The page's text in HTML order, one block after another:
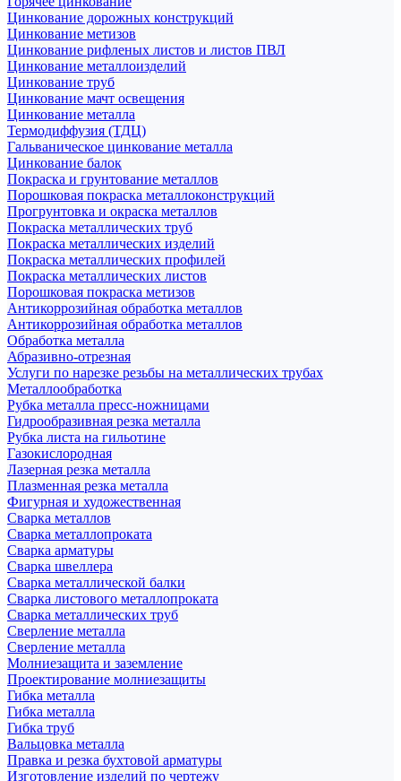
Цинкование дорожных конструкций
Цинкование метизов
Цинкование рифленых листов и листов ПВЛ
Цинкование металлоизделий
Цинкование труб
Цинкование мачт освещения
Цинкование металла
Термодиффузия (ТДЦ)
Гальваническое цинкование металла
Цинкование балок
Покраска и грунтование металлов
Порошковая покраска металлоконструкций
Прогрунтовка и окраска металлов
Покраска металлических труб
Покраска металлических изделий
Покраска металлических профилей
Покраска металлических листов
Порошковая покраска метизов
Антикоррозийная обработка металлов
Антикоррозийная обработка металлов
Обработка металла
Абразивно-отрезная
Услуги по нарезке резьбы на металлических трубах
Металлообработка
Рубка металла пресс-ножницами
Гидрообразивная резка металла
Рубка листа на гильотине
Газокислородная
Лазерная резка металла
Плазменная резка металла
Фигурная и художественная
Сварка металлов
Сварка металлопроката
Сварка арматуры
Сварка швеллера
Сварка металлической балки
Сварка листового металлопроката
Сварка металлических труб
Сверление металла
Сверление металла
Молниезащита и заземление
Проектирование молниезащиты
Гибка металла
Гибка металла
Гибка труб
Вальцовка металла
Правка и резка бухтовой арматуры
Изготовление изделий по чертежу